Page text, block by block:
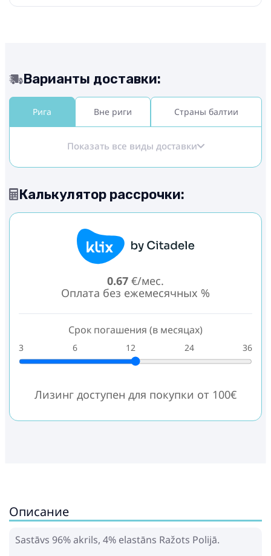
Варианты доставки:
Рига Вне риги Страны балтии
Показать все виды доставки
Калькулятор рассрочки:
0.67 €/мес.
Оплата без ежемесячных %
Срок погашения (в месяцах)
3 6 12 24 36
Лизинг доступен для покупки от 100€
Описание
Sastāvs 96% akrils, 4% elastāns Ražots Polijā.